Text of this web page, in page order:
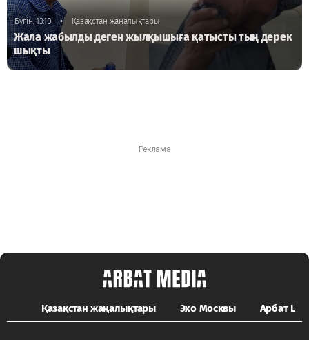
Бүгін, 13:10 • Қазақстан жаңалықтары
Жала жабылды деген жылқышыға қатысты тың дерек
шықты
Қазақстан жаңалықтары Эхо Москвы Арбат LIFE